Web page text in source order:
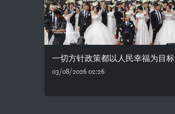
一切方针政策都以人民幸福为目标
03/08/2026 02:26